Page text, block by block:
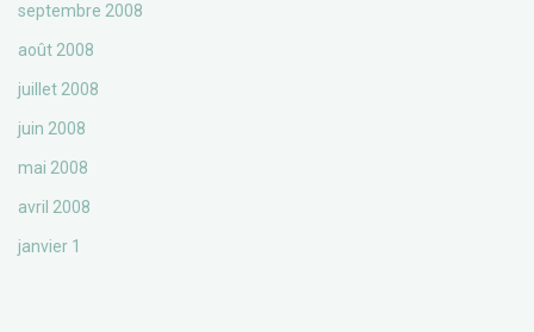
septembre 2008
août 2008
juillet 2008
juin 2008
mai 2008
avril 2008
janvier 1